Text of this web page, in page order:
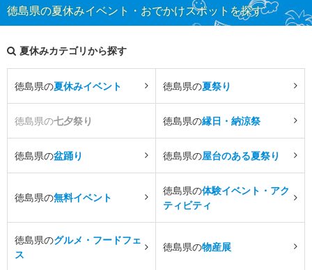
徳島県の夏休みイベント・おでかけスポットを探す
夏休みカテゴリから探す
徳島県の夏休みイベント 徳島県の夏祭り
徳島県の七夕祭り 徳島県の縁日・納涼祭
徳島県の盆踊り 徳島県の屋台のある夏祭り
徳島県の無料イベント
徳島県の体験イベント・アク
ティビティ
徳島県のグルメ・フードフェ
ス
徳島県の物産展